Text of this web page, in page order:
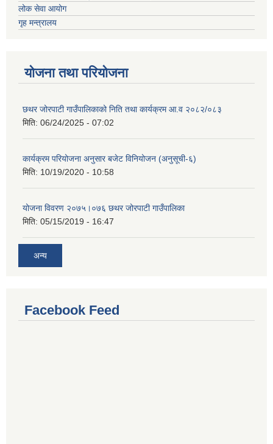
लोक सेवा आयोग
गृह मन्त्रालय
योजना तथा परियोजना
छथर जोरपाटी गाउँपालिकाको निति तथा कार्यक्रम आ.व २०८२/०८३
मिति: 06/24/2025 - 07:02
कार्यक्रम परियोजना अनुसार बजेट विनियोजन (अनुसूची-६)
मिति: 10/19/2020 - 10:58
योजना विवरण २०७५।०७६ छथर जोरपाटी गाउँपालिका
मिति: 05/15/2019 - 16:47
अन्य
Facebook Feed